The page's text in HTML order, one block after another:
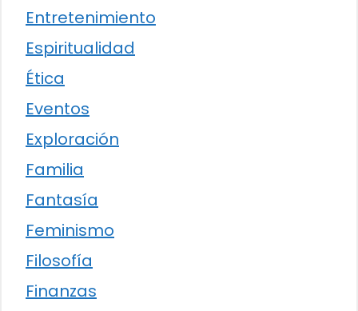
Entretenimiento
Espiritualidad
Ética
Eventos
Exploración
Familia
Fantasía
Feminismo
Filosofía
Finanzas